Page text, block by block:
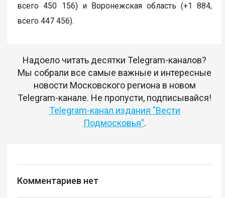
всего 450 156) и Воронежская область (+1 884,
всего 447 456).
Надоело читать десятки Telegram-каналов?
Мы собрали все самые важные и интересные
новости Московского региона в новом
Telegram-канале. Не пропусти, подписывайся!
Telegram-канал издания "Вести
Подмосковья".
Комментариев нет